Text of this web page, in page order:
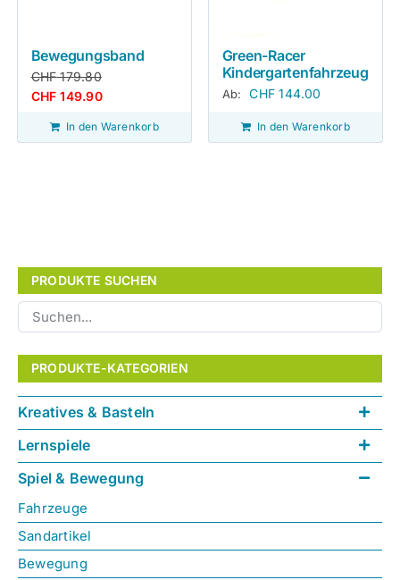
Bewegungsband
CHF179.80
CHF 149.90
In den Warenkorb
Green-Racer
Kindergartenfahrzeug
Ab: CHF 144.00
In den Warenkorb
PRODUKTE SUCHEN
PRODUKTE-KATEGORIEN
Kreatives & Basteln
Lernspiele
Spiel & Bewegung
Fahrzeuge
Sandartikel
Bewegung